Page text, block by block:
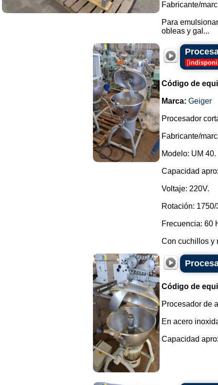
Fabricante/
Para
obleas y gal...
[
Código de
Marca: Geiger
Procesador
Fabricante/
Modelo: UM 40.
Capacidad
Voltaje: 220V.
Rotación: 1750/
Frecuencia: 60
Con cuchillos y
Código de
Procesador de
En acero
Capacidad